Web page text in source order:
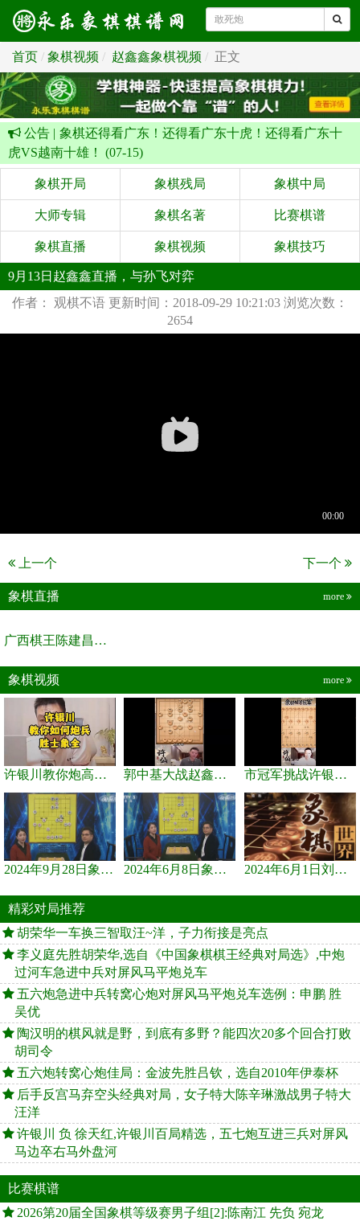
首页 象棋视频 赵鑫鑫象棋视频 正文
公告 | 象棋还得看广东！还得看广东十虎！还得看广东十
虎VS越南十雄！ (07-15)
象棋开局 象棋残局 象棋中局
大师专辑 象棋名著 比赛棋谱
象棋直播 象棋视频 象棋技巧
9月13日赵鑫鑫直播，与孙飞对弈
作者： 观棋不语 更新时间：2018-09-29 10:21:03 浏览次数：
2654
上一个 下一个
象棋直播 more
广西棋王陈建昌直播间
象棋视频 more
许银川教你炮高兵士象全如何赢士象全，简单四步即可 郭中基大战赵鑫鑫，许银川激情讲解 市冠军挑战许银川，急进中兵变化真激烈！
2024年9月28日象棋世界栏目，刘君、蒋川讲解了第九届杨官璘杯象棋... 2024年6月8日象棋世界，刘君、蒋川讲解了第九届杨官璘杯全国象棋... 2024年6月1日刘君、蒋川讲解第三届上海杯象棋大师赛谢靖与李少庚...
精彩对局推荐
胡荣华一车换三智取汪~洋，子力衔接是亮点
李义庭先胜胡荣华,选自《中国象棋棋王经典对局选》,中炮
过河车急进中兵对屏风马平炮兑车
五六炮急进中兵转窝心炮对屏风马平炮兑车选例：申鹏 胜
吴优
陶汉明的棋风就是野，到底有多野？能四次20多个回合打败
胡司令
五六炮转窝心炮佳局：金波先胜吕钦，选自2010年伊泰杯
后手反宫马弃空头经典对局，女子特大陈辛琳激战男子特大
汪洋
许银川 负 徐天红,许银川百局精选，五七炮互进三兵对屏风
马边卒右马外盘河
比赛棋谱
2026第20届全国象棋等级赛男子组[2]:陈南江 先负 宛龙